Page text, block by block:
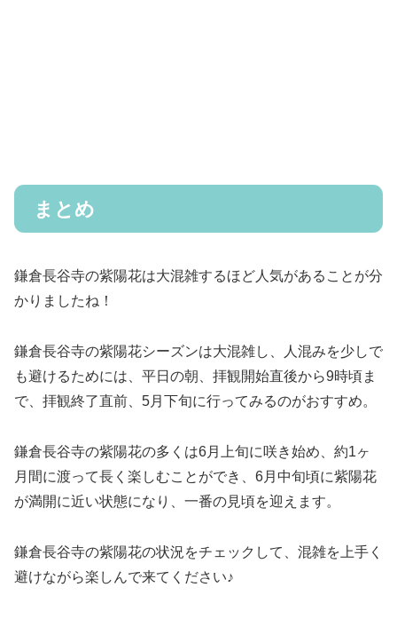
まとめ
鎌倉長谷寺の紫陽花は大混雑するほど人気があることが分
かりましたね！
鎌倉長谷寺の紫陽花シーズンは大混雑し、人混みを少しで
も避けるためには、平日の朝、拝観開始直後から9時頃ま
で、拝観終了直前、5月下旬に行ってみるのがおすすめ。
鎌倉長谷寺の紫陽花の多くは6月上旬に咲き始め、約1ヶ
月間に渡って長く楽しむことができ、6月中旬頃に紫陽花
が満開に近い状態になり、一番の見頃を迎えます。
鎌倉長谷寺の紫陽花の状況をチェックして、混雑を上手く
避けながら楽しんで来てください♪